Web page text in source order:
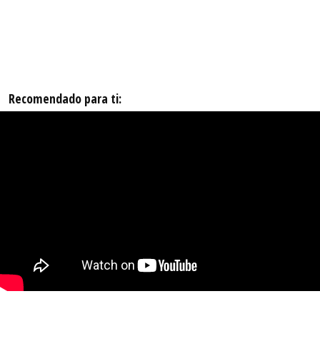
Recomendado para ti: